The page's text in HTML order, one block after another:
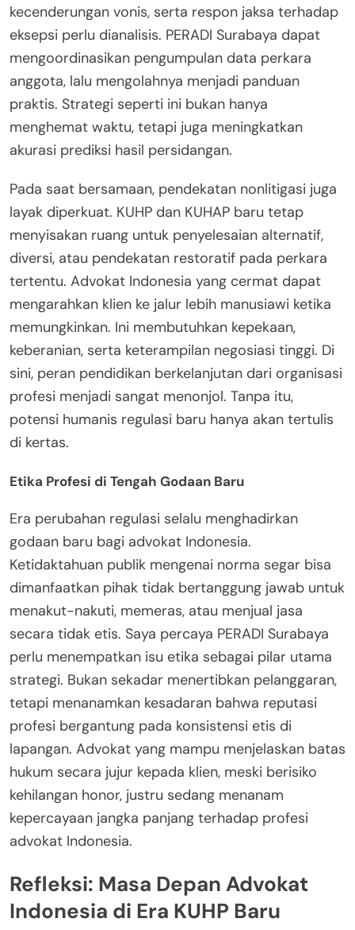
kecenderungan vonis, serta respon jaksa terhadap
eksepsi perlu dianalisis. PERADI Surabaya dapat
mengoordinasikan pengumpulan data perkara
anggota, lalu mengolahnya menjadi panduan
praktis. Strategi seperti ini bukan hanya
menghemat waktu, tetapi juga meningkatkan
akurasi prediksi hasil persidangan.
Pada saat bersamaan, pendekatan nonlitigasi juga
layak diperkuat. KUHP dan KUHAP baru tetap
menyisakan ruang untuk penyelesaian alternatif,
diversi, atau pendekatan restoratif pada perkara
tertentu. Advokat Indonesia yang cermat dapat
mengarahkan klien ke jalur lebih manusiawi ketika
memungkinkan. Ini membutuhkan kepekaan,
keberanian, serta keterampilan negosiasi tinggi. Di
sini, peran pendidikan berkelanjutan dari organisasi
profesi menjadi sangat menonjol. Tanpa itu,
potensi humanis regulasi baru hanya akan tertulis
di kertas.
Etika Profesi di Tengah Godaan Baru
Era perubahan regulasi selalu menghadirkan
godaan baru bagi advokat Indonesia.
Ketidaktahuan publik mengenai norma segar bisa
dimanfaatkan pihak tidak bertanggung jawab untuk
menakut-nakuti, memeras, atau menjual jasa
secara tidak etis. Saya percaya PERADI Surabaya
perlu menempatkan isu etika sebagai pilar utama
strategi. Bukan sekadar menertibkan pelanggaran,
tetapi menanamkan kesadaran bahwa reputasi
profesi bergantung pada konsistensi etis di
lapangan. Advokat yang mampu menjelaskan batas
hukum secara jujur kepada klien, meski berisiko
kehilangan honor, justru sedang menanam
kepercayaan jangka panjang terhadap profesi
advokat Indonesia.
Refleksi: Masa Depan Advokat
Indonesia di Era KUHP Baru